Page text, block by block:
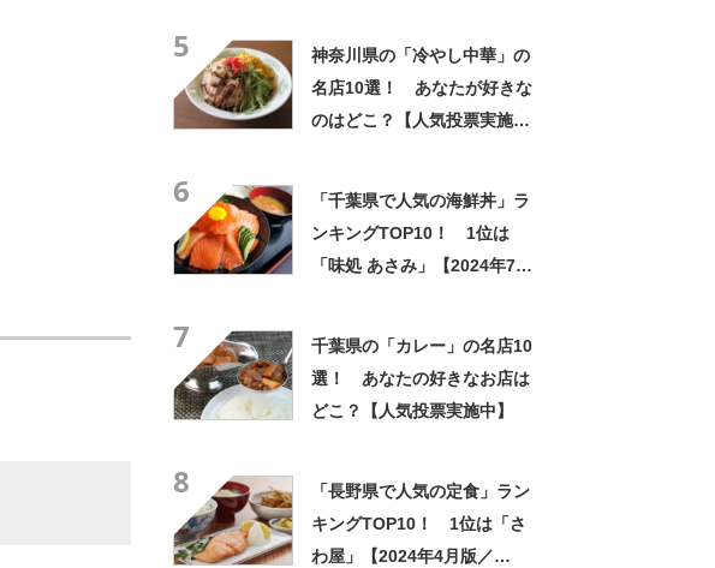
5
神奈川県の「冷やし中華」の
名店10選！ あなたが好きな
のはどこ？【人気投票実施
6
「千葉県で人気の海鮮丼」ラ
ンキングTOP10！ 1位は
「味処 あさみ」【2024年7月
7
千葉県の「カレー」の名店10
選！ あなたの好きなお店は
どこ？【人気投票実施中】
8
「長野県で人気の定食」ラン
キングTOP10！ 1位は「さ
わ屋」【2024年4月版／